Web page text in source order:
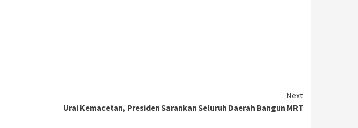
Next
Urai Kemacetan, Presiden Sarankan Seluruh Daerah Bangun MRT